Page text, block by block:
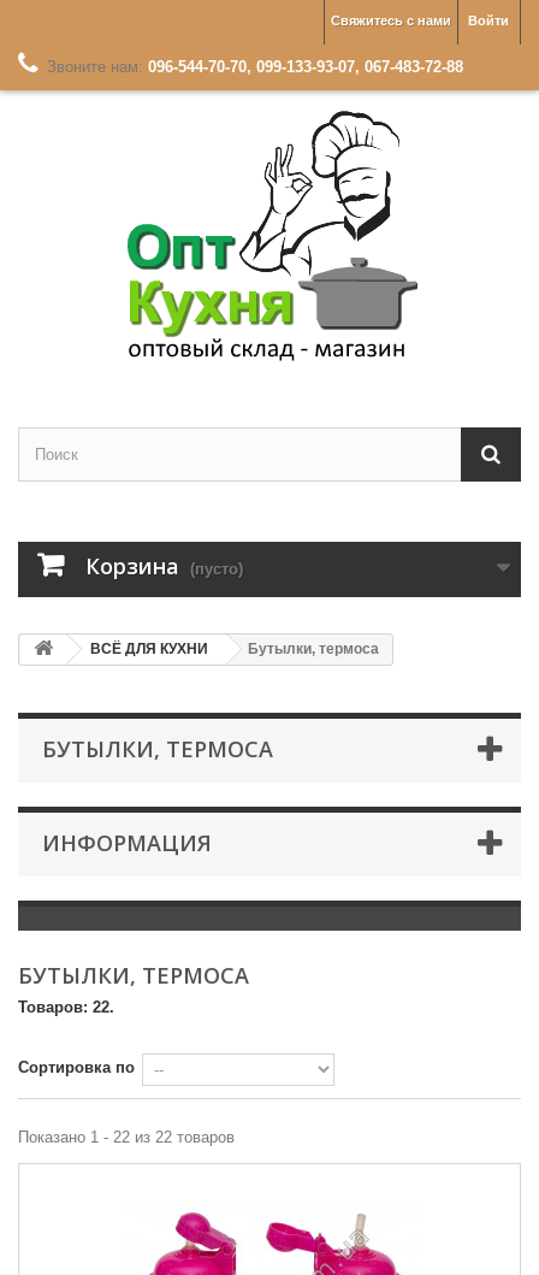
Войти
Свяжитесь с нами
Звоните нам: 096-544-70-70, 099-133-93-07, 067-483-72-88
Корзина (пусто)
ВСЁ ДЛЯ КУХНИ Бутылки, термоса
БУТЫЛКИ, ТЕРМОСА
ИНФОРМАЦИЯ
БУТЫЛКИ, ТЕРМОСА
Товаров: 22.
Сортировка по
Показано 1 - 22 из 22 товаров